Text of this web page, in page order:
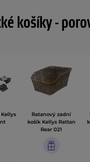
košíky -
Ratanový zadní
košík Kellys Rattan
Rear 021